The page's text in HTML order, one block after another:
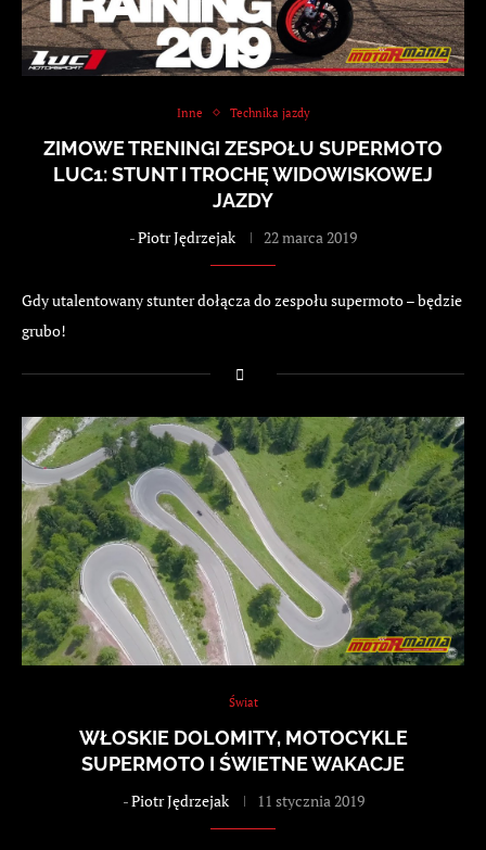
Inne Technika jazdy
ZIMOWE TRENINGI ZESPOŁU SUPERMOTO
LUC1: STUNT I TROCHĘ WIDOWISKOWEJ
JAZDY
-Piotr Jędrzejak 22 marca 2019
Gdy utalentowany stunter dołącza do zespołu supermoto – będzie
grubo!
Świat
WŁOSKIE DOLOMITY, MOTOCYKLE
SUPERMOTO I ŚWIETNE WAKACJE
-Piotr Jędrzejak 11 stycznia 2019